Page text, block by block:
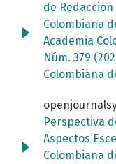
de
Colombiana
Academia
Núm. 379
Colombiana
Perspectiva
Aspectos
Colombiana